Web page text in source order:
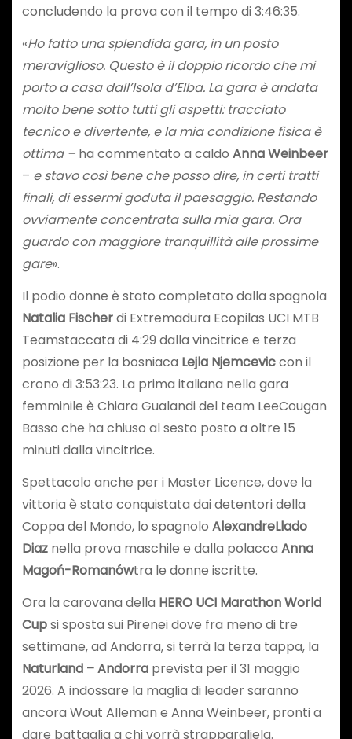
concludendo la prova con il tempo di 3:46:35.
«Ho fatto una splendida gara, in un posto
meraviglioso. Questo è il doppio ricordo che mi
porto a casa dall’Isola d’Elba. La gara è andata
molto bene sotto tutti gli aspetti: tracciato
tecnico e divertente, e la mia condizione fisica è
ottima – ha commentato a caldo Anna Weinbeer
– e stavo così bene che posso dire, in certi tratti
finali, di essermi goduta il paesaggio. Restando
ovviamente concentrata sulla mia gara. Ora
guardo con maggiore tranquillità alle prossime
gare».
Il podio donne è stato completato dalla spagnola
Natalia Fischerdi Extremadura Ecopilas UCI MTB
Teamstaccata di 4:29 dalla vincitrice e terza
posizione per la bosniaca Lejla Njemceviccon il
crono di 3:53:23. La prima italiana nella gara
femminile è Chiara Gualandi del team LeeCougan
Basso che ha chiuso al sesto posto a oltre 15
minuti dalla vincitrice.
Spettacolo anche per i Master Licence, dove la
vittoria è stato conquistata dai detentori della
Coppa del Mondo, lo spagnolo AlexandreLlado
Diaznella prova maschile e dalla polacca Anna
Magoń-Romanówtra le donne iscritte.
Ora la carovana della HERO UCI Marathon World
Cupsi sposta sui Pirenei dove fra meno di tre
settimane, ad Andorra, si terrà la terza tappa, la
Naturland – Andorraprevista per il 31 maggio
2026. A indossare la maglia di leader saranno
ancora Wout Alleman e Anna Weinbeer, pronti a
dare battaglia a chi vorrà strappargliela.